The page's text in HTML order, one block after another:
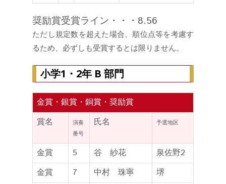
奨励賞受賞ライン・・・8.56
ただし規定数を超えた場合、順位点等を考慮す
るため、必ずしも受賞するとは限りません。
小学1・2年 B 部門
金賞・銀賞・銅賞・奨励賞
賞名
演奏
番号
氏名 予選地区
金賞 5 谷 紗花
泉佐野2
金賞
7 中村 珠寧
堺